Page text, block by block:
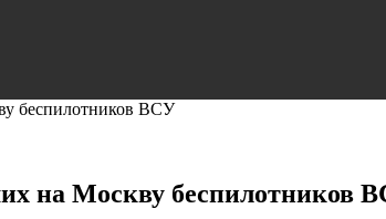
беспилотников ВСУ
на Москву беспилотников